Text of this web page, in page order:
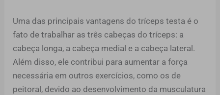
Uma das principais vantagens do tríceps testa é o
fato de trabalhar as três cabeças do tríceps: a
cabeça longa, a cabeça medial e a cabeça lateral.
Além disso, ele contribui para aumentar a força
necessária em outros exercícios, como os de
peitoral, devido ao desenvolvimento da musculatura